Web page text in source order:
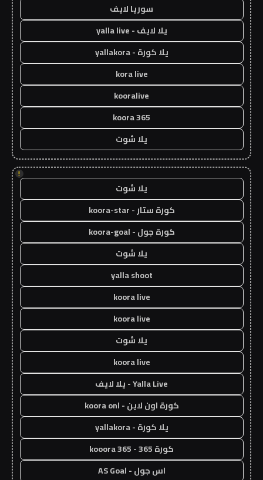
سوريا لايف
يلا لايف - yalla live
يلا كورة - yallakora
kora live
kooralive
koora 365
يلا شوت
!
يلا شوت
كورة ستار - koora-star
كورة جول - koora-goal
يلا شوت
yalla shoot
koora live
koora live
يلا شوت
koora live
Yalla Live - يلا لايف
كورة اون لاين - koora onl
يلا كورة - yallakora
كورة 365 - kooora 365
اس جول - AS Goal